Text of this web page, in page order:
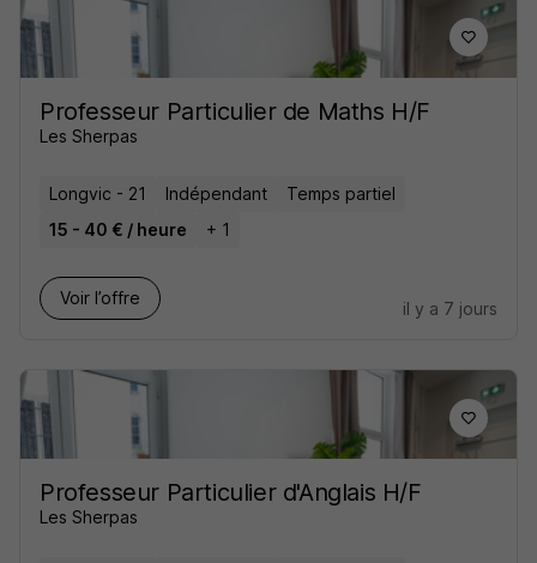
Professeur Particulier de Maths H/F
Les Sherpas
Longvic - 21 Indépendant
Temps partiel
15 - 40 € / heure
+ 1
Voir l’offre
il y a 7 jours
Professeur Particulier d'Anglais H/F
Les Sherpas